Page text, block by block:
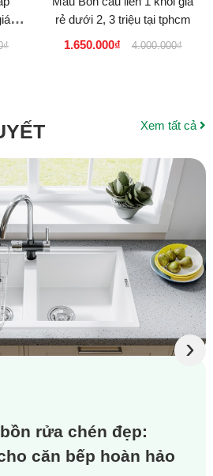
rẻ
rẻ dưới 2, 3 triệu tại tphcm
1.650.000₫
4.000.000₫
Xem tất cả
rửa chén đẹp:
căn bếp hoàn hảo
›